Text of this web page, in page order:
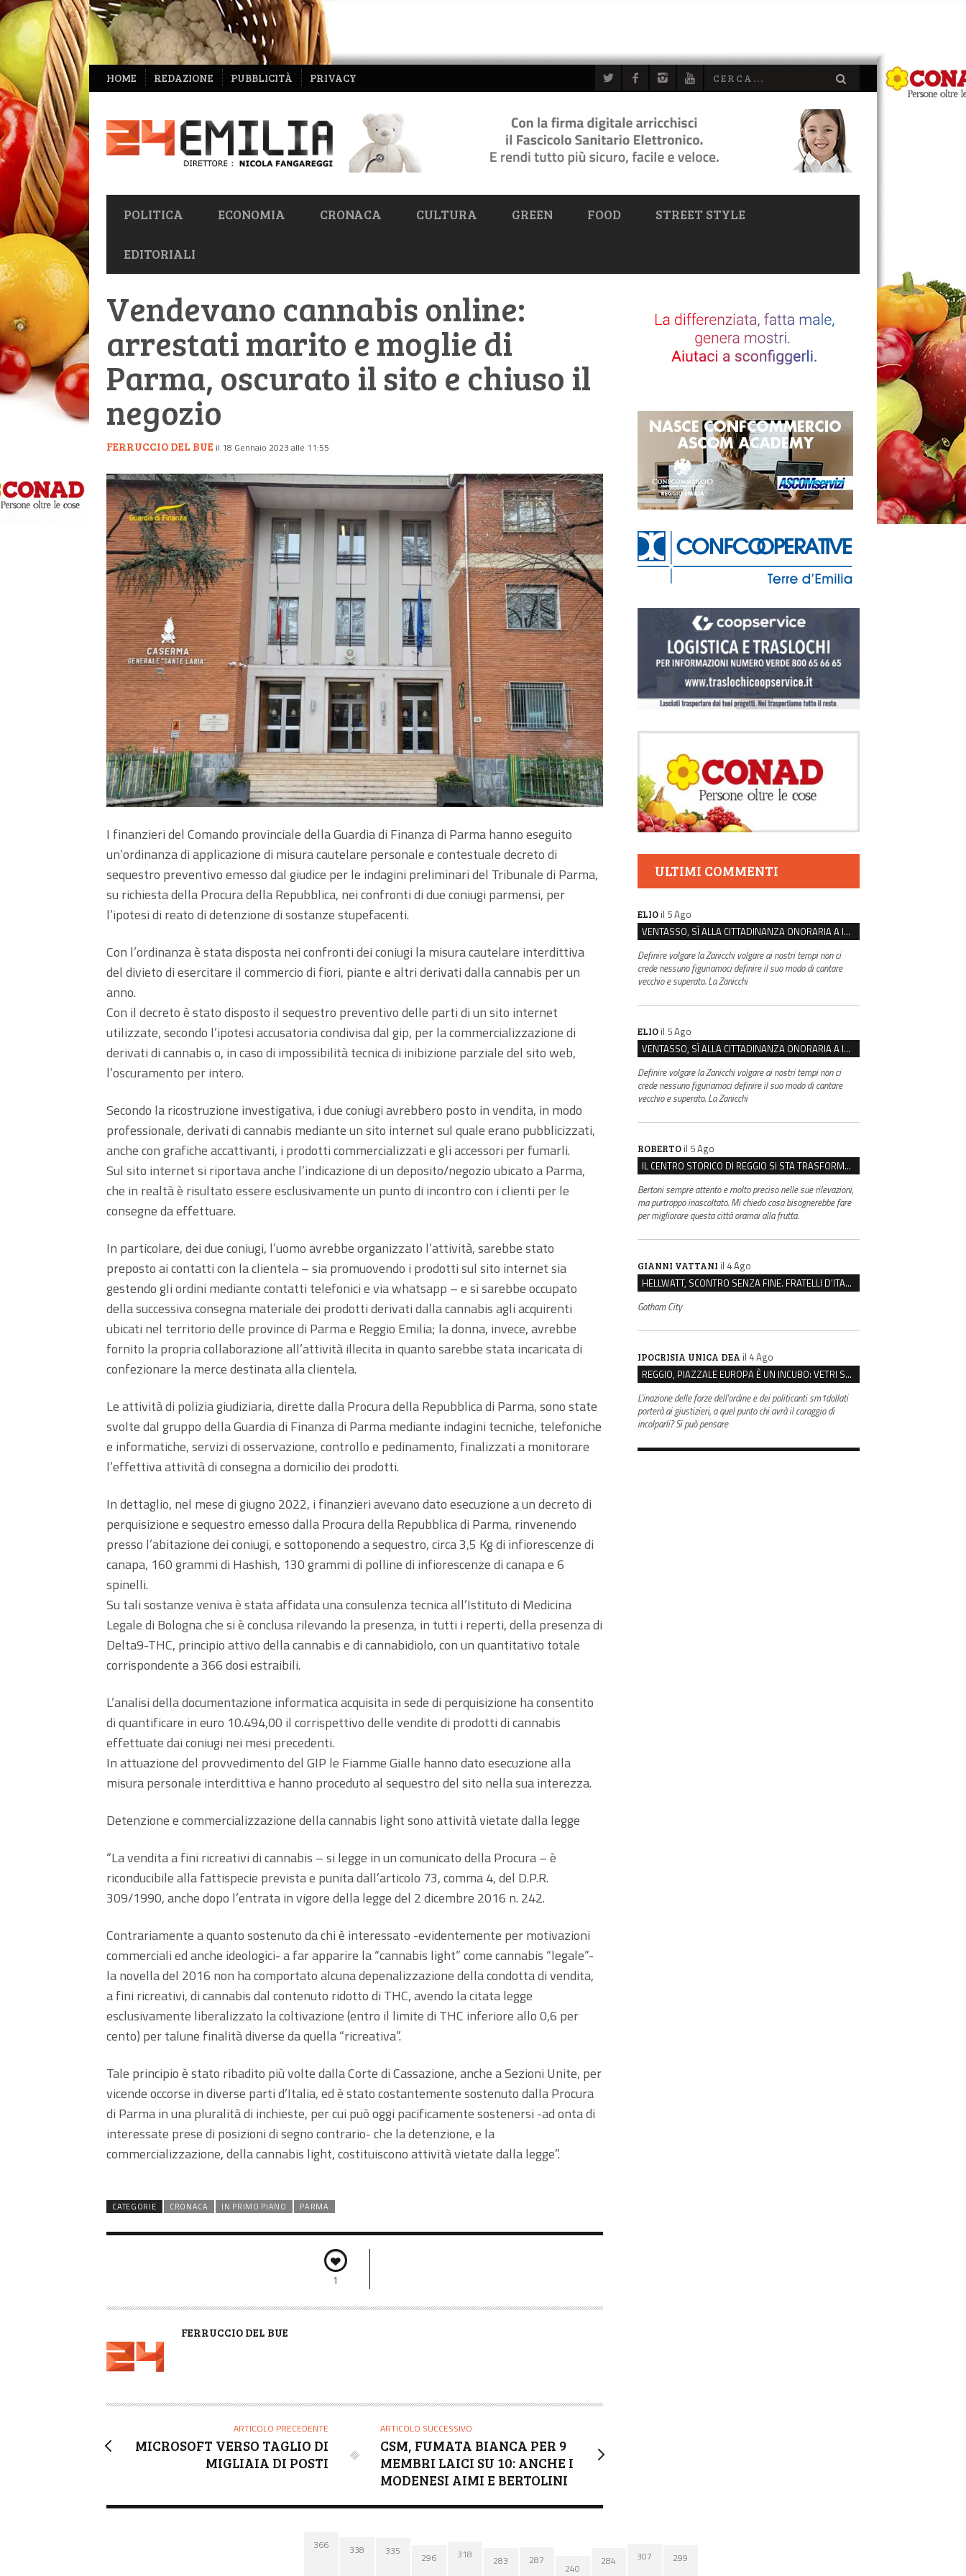
NAVIGAZIONE
SECONDARIA
HOME REDAZIONE PUBBLICITÀ PRIVACY
NAVIGAZIONE
PRIMARIA
POLITICA ECONOMIA CRONACA CULTURA GREEN FOOD STREET STYLE
EDITORIALI
Vendevano cannabis online:
arrestati marito e moglie di
Parma, oscurato il sito e chiuso il
negozio
FERRUCCIO DEL BUE il 18 Gennaio 2023 alle 11:55
I finanzieri del Comando provinciale della Guardia di Finanza di Parma hanno eseguito
un’ordinanza di applicazione di misura cautelare personale e contestuale decreto di
sequestro preventivo emesso dal giudice per le indagini preliminari del Tribunale di Parma,
su richiesta della Procura della Repubblica, nei confronti di due coniugi parmensi, per
l’ipotesi di reato di detenzione di sostanze stupefacenti.
Con l’ordinanza è stata disposta nei confronti dei coniugi la misura cautelare interdittiva
del divieto di esercitare il commercio di fiori, piante e altri derivati dalla cannabis per un
anno.
Con il decreto è stato disposto il sequestro preventivo delle parti di un sito internet
utilizzate, secondo l’ipotesi accusatoria condivisa dal gip, per la commercializzazione di
derivati di cannabis o, in caso di impossibilità tecnica di inibizione parziale del sito web,
l’oscuramento per intero.
Secondo la ricostruzione investigativa, i due coniugi avrebbero posto in vendita, in modo
professionale, derivati di cannabis mediante un sito internet sul quale erano pubblicizzati,
anche con grafiche accattivanti, i prodotti commercializzati e gli accessori per fumarli.
Sul sito internet si riportava anche l’indicazione di un deposito/negozio ubicato a Parma,
che in realtà è risultato essere esclusivamente un punto di incontro con i clienti per le
consegne da effettuare.
In particolare, dei due coniugi, l’uomo avrebbe organizzato l’attività, sarebbe stato
preposto ai contatti con la clientela – sia promuovendo i prodotti sul sito internet sia
gestendo gli ordini mediante contatti telefonici e via whatsapp – e si sarebbe occupato
della successiva consegna materiale dei prodotti derivati dalla cannabis agli acquirenti
ubicati nel territorio delle province di Parma e Reggio Emilia; la donna, invece, avrebbe
fornito la propria collaborazione all’attività illecita in quanto sarebbe stata incaricata di
confezionare la merce destinata alla clientela.
Le attività di polizia giudiziaria, dirette dalla Procura della Repubblica di Parma, sono state
svolte dal gruppo della Guardia di Finanza di Parma mediante indagini tecniche, telefoniche
e informatiche, servizi di osservazione, controllo e pedinamento, finalizzati a monitorare
l’effettiva attività di consegna a domicilio dei prodotti.
In dettaglio, nel mese di giugno 2022, i finanzieri avevano dato esecuzione a un decreto di
perquisizione e sequestro emesso dalla Procura della Repubblica di Parma, rinvenendo
presso l’abitazione dei coniugi, e sottoponendo a sequestro, circa 3,5 Kg di infiorescenze di
canapa, 160 grammi di Hashish, 130 grammi di polline di infiorescenze di canapa e 6
spinelli.
Su tali sostanze veniva è stata affidata una consulenza tecnica all’Istituto di Medicina
Legale di Bologna che si è conclusa rilevando la presenza, in tutti i reperti, della presenza di
Delta9-THC, principio attivo della cannabis e di cannabidiolo, con un quantitativo totale
corrispondente a 366 dosi estraibili.
L’analisi della documentazione informatica acquisita in sede di perquisizione ha consentito
di quantificare in euro 10.494,00 il corrispettivo delle vendite di prodotti di cannabis
effettuate dai coniugi nei mesi precedenti.
In attuazione del provvedimento del GIP le Fiamme Gialle hanno dato esecuzione alla
misura personale interdittiva e hanno proceduto al sequestro del sito nella sua interezza.
Detenzione e commercializzazione della cannabis light sono attività vietate dalla legge
“La vendita a fini ricreativi di cannabis – si legge in un comunicato della Procura – è
riconducibile alla fattispecie prevista e punita dall’articolo 73, comma 4, del D.P.R.
309/1990, anche dopo l’entrata in vigore della legge del 2 dicembre 2016 n. 242.
Contrariamente a quanto sostenuto da chi è interessato -evidentemente per motivazioni
commerciali ed anche ideologici- a far apparire la “cannabis light” come cannabis “legale”-
la novella del 2016 non ha comportato alcuna depenalizzazione della condotta di vendita,
a fini ricreativi, di cannabis dal contenuto ridotto di THC, avendo la citata legge
esclusivamente liberalizzato la coltivazione (entro il limite di THC inferiore allo 0,6 per
cento) per talune finalità diverse da quella “ricreativa”.
Tale principio è stato ribadito più volte dalla Corte di Cassazione, anche a Sezioni Unite, per
vicende occorse in diverse parti d’Italia, ed è stato costantemente sostenuto dalla Procura
di Parma in una pluralità di inchieste, per cui può oggi pacificamente sostenersi -ad onta di
interessate prese di posizioni di segno contrario- che la detenzione, e la
commercializzazione, della cannabis light, costituiscono attività vietate dalla legge”.
CATEGORIE CRONACA IN PRIMO PIANO PARMA
1
A
R
FERRUCCIO DEL BUE
ARTICOLO PRECEDENTE
MICROSOFT VERSO TAGLIO DI
MIGLIAIA DI POSTI
ARTICOLO SUCCESSIVO
CSM, FUMATA BIANCA PER 9
MEMBRI LAICI SU 10: ANCHE I
MODENESI AIMI E BERTOLINI
ULTIMI COMMENTI
ELIO il 5 Ago
VENTASSO, SÌ ALLA CITTADINANZA ONORARIA A IVA ZANICCHI. MA BARGIACCHI: “È DI PESSIMO GUSTO”
Definire volgare la Zanicchi volgare ai nostri tempi non ci
crede nessuno figuriamoci definire il suo modo di cantare
vecchio e superato. La Zanicchi
ELIO il 5 Ago
VENTASSO, SÌ ALLA CITTADINANZA ONORARIA A IVA ZANICCHI. MA BARGIACCHI: “È DI PESSIMO GUSTO”
Definire volgare la Zanicchi volgare ai nostri tempi non ci
crede nessuno figuriamoci definire il suo modo di cantare
vecchio e superato. La Zanicchi
ROBERTO il 5 Ago
IL CENTRO STORICO DI REGGIO SI STA TRASFORMANDO, E NON IN MEGLIO
Bertoni sempre attento e molto preciso nelle sue rilevazioni,
ma purtroppo inascoltato. Mi chiedo cosa bisognerebbe fare
per migliorare questa città oramai alla frutta.
GIANNI VATTANI il 4 Ago
HELLWATT, SCONTRO SENZA FINE. FRATELLI D’ITALIA: “MILANI PORTA DOCUMENTI, DE FRANCO INSULTI”
Gotham City
IPOCRISIA UNICA DEA il 4 Ago
REGGIO, PIAZZALE EUROPA È UN INCUBO: VETRI SPACCATI E FURTI SULLE AUTO IN SOSTA
L'inazione delle forze dell'ordine e dei politicanti sm1dollati
porterà ai giustizieri, a quel punto chi avrà il coraggio di
incolparli? Si può pensare
366 338 335
296 318 283 287
240
284 307 299